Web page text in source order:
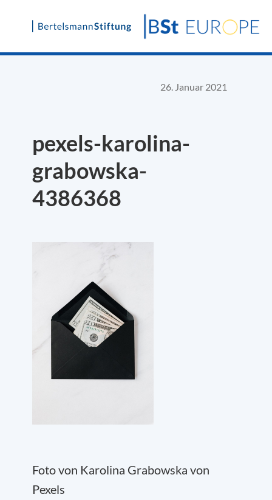
Skip
26. Januar 2021
pexels-karolina-
grabowska-
4386368
Foto von Karolina Grabowska von
Pexels